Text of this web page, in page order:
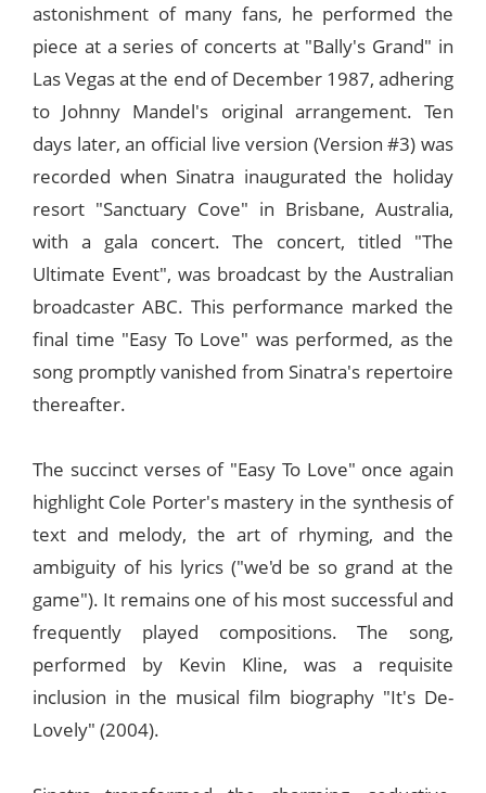
astonishment of many fans, he performed the
piece at a series of concerts at "Bally's Grand" in
Las Vegas at the end of December 1987, adhering
to Johnny Mandel's original arrangement. Ten
days later, an official live version (Version #3) was
recorded when Sinatra inaugurated the holiday
resort "Sanctuary Cove" in Brisbane, Australia,
with a gala concert. The concert, titled "The
Ultimate Event", was broadcast by the Australian
broadcaster ABC. This performance marked the
final time "Easy To Love" was performed, as the
song promptly vanished from Sinatra's repertoire
thereafter.
The succinct verses of "Easy To Love" once again
highlight Cole Porter's mastery in the synthesis of
text and melody, the art of rhyming, and the
ambiguity of his lyrics ("we'd be so grand at the
game"). It remains one of his most successful and
frequently played compositions. The song,
performed by Kevin Kline, was a requisite
inclusion in the musical film biography "It's De-
Lovely" (2004).